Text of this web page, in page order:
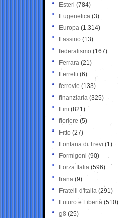
Esteri (784)
Eugenetica (3)
Europa (1.314)
Fassino (13)
federalismo (167)
Ferrara (21)
Ferretti (6)
ferrovie (133)
finanziaria (325)
Fini (821)
fioriere (5)
Fitto (27)
Fontana di Trevi (1)
Formigoni (90)
Forza Italia (596)
frana (9)
Fratelli d'Italia (291)
Futuro e Libertà (510)
g8 (25)